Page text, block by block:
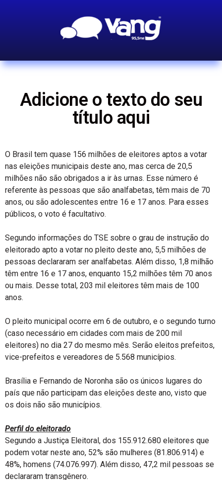
Adicione o texto do seu
título aqui
O Brasil tem quase 156 milhões de eleitores aptos a votar
nas eleições municipais deste ano, mas cerca de 20,5
milhões não são obrigados a ir às urnas. Esse número é
referente às pessoas que são analfabetas, têm mais de 70
anos, ou são adolescentes entre 16 e 17 anos. Para esses
públicos, o voto é facultativo.
Segundo informações do TSE sobre o grau de instrução do
eleitorado apto a votar no pleito deste ano, 5,5 milhões de
pessoas declararam ser analfabetas. Além disso, 1,8 milhão
têm entre 16 e 17 anos, enquanto 15,2 milhões têm 70 anos
ou mais. Desse total, 203 mil eleitores têm mais de 100
anos.
O pleito municipal ocorre em 6 de outubro, e o segundo turno
(caso necessário em cidades com mais de 200 mil
eleitores) no dia 27 do mesmo mês. Serão eleitos prefeitos,
vice-prefeitos e vereadores de 5.568 municípios.
Brasília e Fernando de Noronha são os únicos lugares do
país que não participam das eleições deste ano, visto que
os dois não são municípios.
Perfil do eleitorado
Segundo a Justiça Eleitoral, dos 155.912.680 eleitores que
podem votar neste ano, 52% são mulheres (81.806.914) e
48%, homens (74.076.997). Além disso, 47,2 mil pessoas se
declararam transgênero.